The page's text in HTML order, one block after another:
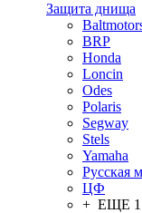
Защита днища
BRP
Honda
Loncin
Odes
Polaris
Segway
Stels
Yamaha
Русская
ЦФ
+ ЕЩЕ 1